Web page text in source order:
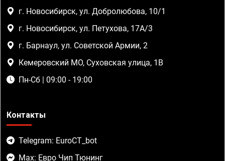
г. Новосибирск, ул. Добролюбова, 10/1
г. Новосибирск, ул. Петухова, 17А/3
г. Барнаул, ул. Советской Армии, 2
Кемеровский МО, Суховская улица, 1В
Пн-Сб | 09:00 - 19:00
Контакты
Telegram: EuroCT_bot
Max: Евро Чип Тюнинг